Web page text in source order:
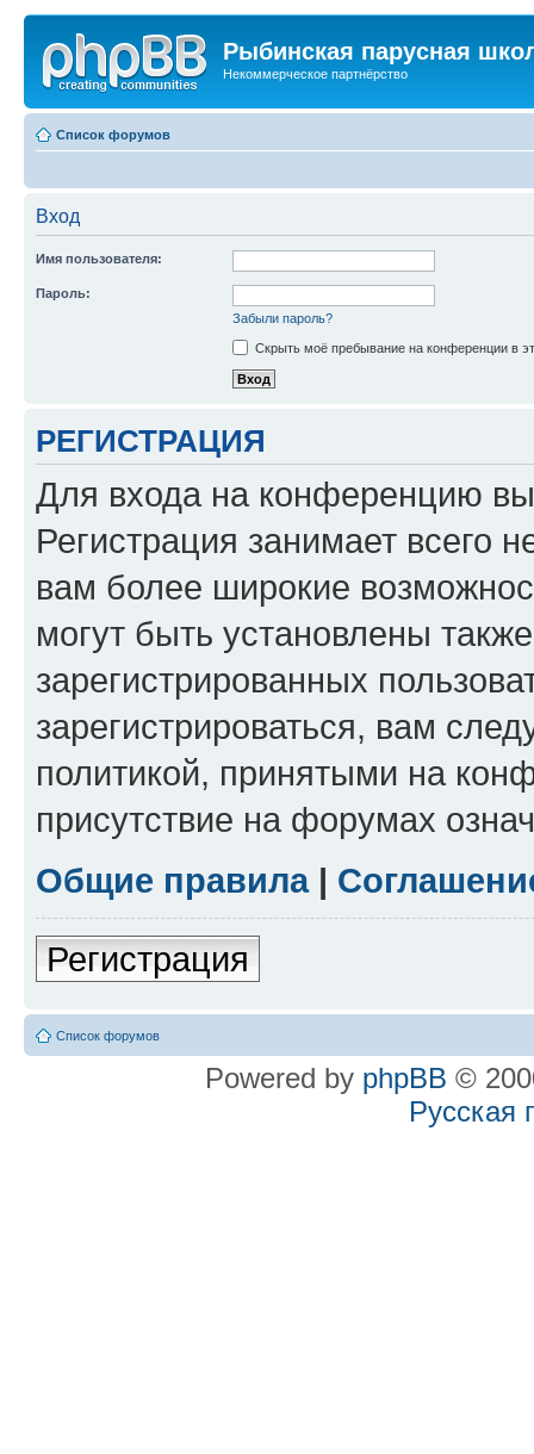
Рыбинская парусная
Некоммерческое партнёрство
Список форумов
Вход
Имя пользователя:
Пароль:
Забыли пароль?
Скрыть моё пребывание на конференции в
РЕГИСТРАЦИЯ
Для входа на конференцию
Регистрация занимает всего
вам более широкие
могут быть установлены
зарегистрированных
зарегистрироваться, вам
политикой, принятыми на
присутствие на форумах
Общие правила|
Регистрация
Список форумов
Powered by phpBB ©
Русская